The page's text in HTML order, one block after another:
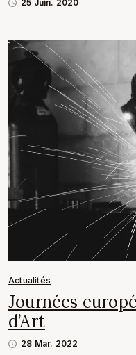
25 Juin. 2020
Actualités
Journées
d’Art
28 Mar. 2022